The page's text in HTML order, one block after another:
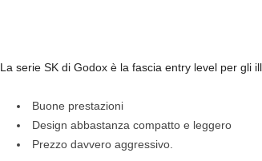
La serie SK di Godox è la fascia entry level per gli
Buone prestazioni
Design abbastanza compatto e leggero
Prezzo davvero aggressivo.